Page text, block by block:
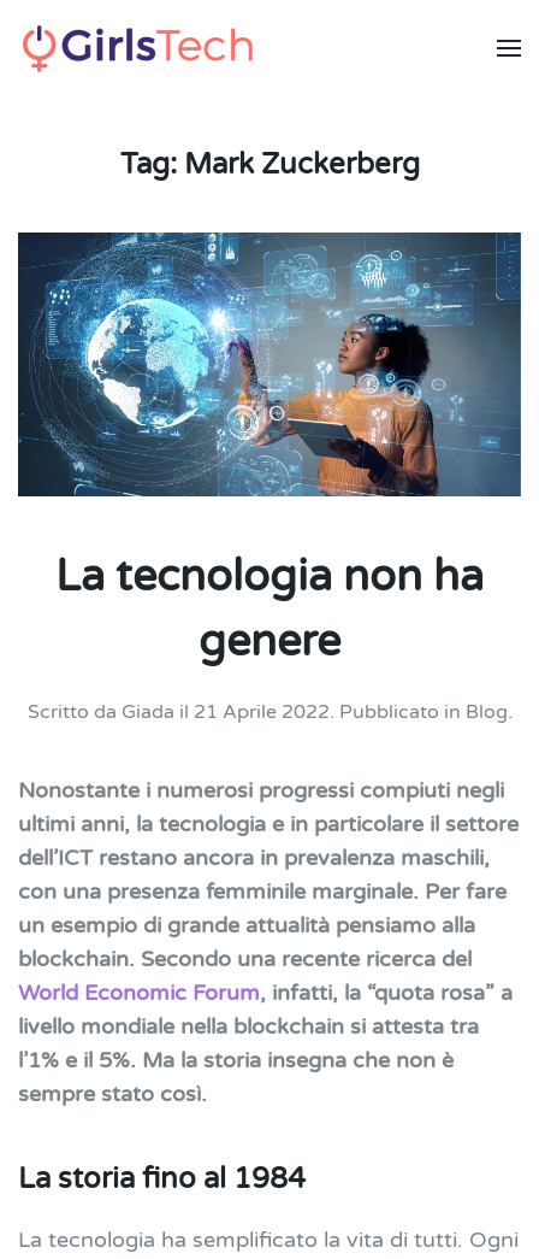
Skip to main content
Tag: Mark Zuckerberg
La tecnologia non ha
genere
Scritto da Giada il 21 Aprile 2022. Pubblicato in Blog.
Nonostante i numerosi progressi compiuti negli
ultimi anni, la tecnologia e in particolare il settore
dell’ICT restano ancora in prevalenza maschili,
con una presenza femminile marginale. Per fare
un esempio di grande attualità pensiamo alla
blockchain. Secondo una recente ricerca del
World Economic Forum, infatti, la “quota rosa” a
livello mondiale nella blockchain si attesta tra
l’1% e il 5%. Ma la storia insegna che non è
sempre stato così.
La storia fino al 1984
La tecnologia ha semplificato la vita di tutti. Ogni